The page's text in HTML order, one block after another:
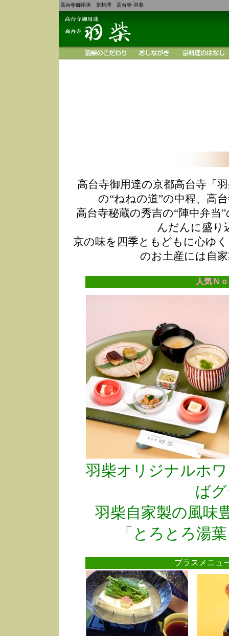
高台寺御用達 京料理 高台寺 羽柴
高台寺御用達の京都高台寺「
の“ねねの道”の中程、高
高台寺秘蔵の秀吉の“陣中弁
んだんに盛り
京の味を四季ともどもに心ゆ
のお土産には自
人気Ｎ
羽柴オリジナルホ
ば
羽柴自家製の風味
「とろとろ湯
プラスメニ